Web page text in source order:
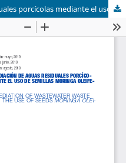
Fitorremediación de aguas residuales porcícolas mediante el uso de semillas Moringa oleifera LAM